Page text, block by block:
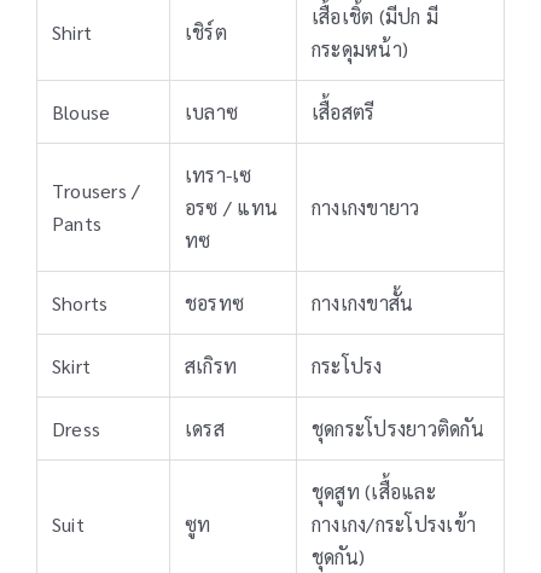
Shirt เชิร์ต
เสื้อเชิ้ต (มีปก มี
กระดุมหน้า)
Blouse เบลาซ เสื้อสตรี
Trousers /
Pants
เทรา-เซ
อรซ / แทน
ทซ
กางเกงขายาว
Shorts ชอรทซ กางเกงขาสั้น
Skirt สเกิรท กระโปรง
Dress เดรส ชุดกระโปรงยาวติดกัน
Suit ซูท
ชุดสูท (เสื้อและ
กางเกง/กระโปรงเข้า
ชุดกัน)